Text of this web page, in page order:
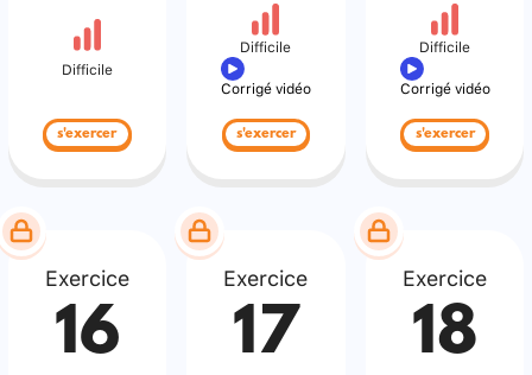
Difficile
s'exercer
Difficile
Corrigé vidéo
s'exercer
Difficile
Corrigé vidéo
s'exercer
Exercice
16
Exercice
17
Exercice
18